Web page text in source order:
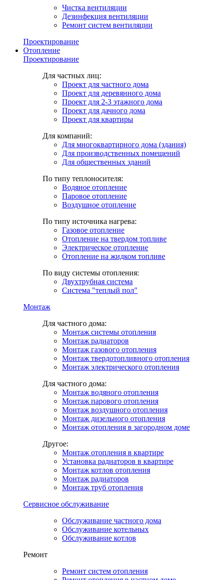
Чистка вентиляции
Дезинфекция вентиляции
Ремонт систем вентиляции
Проектирование
Отопление
Проектирование
Для частных лиц:
Проект для частного дома
Проект для деревянного дома
Проект для 2-3 этажного дома
Проект для дачного дома
Проект для квартиры
Для компаний:
Для многоквартирного дома (здания)
Для производственных помещений
Для общественных зданий
По типу теплоносителя:
Водяное отопление
Паровое отопление
Воздушное отопление
По типу источника нагрева:
Газовое отопление
Отопление на твердом топливе
Электрическое отопление
Отопление на жидком топливе
По виду системы отопления:
Двухтрубная система
Система "теплый пол"
Монтаж
Для частного дома:
Монтаж системы отопления
Монтаж радиаторов
Монтаж газового отопления
Монтаж твердотопливного отопления
Монтаж электрического отопления
Для частного дома:
Монтаж водяного отопления
Монтаж парового отопления
Монтаж воздушного отопления
Монтаж дизельного отопления
Монтаж отопления в загородном доме
Другое:
Монтаж отопления в квартире
Установка радиаторов в квартире
Монтаж котлов отопления
Монтаж радиаторов
Монтаж труб отопления
Сервисное обслуживание
Обслуживание частного дома
Обслуживание котельных
Обслуживание котлов
Ремонт
Ремонт систем отопления